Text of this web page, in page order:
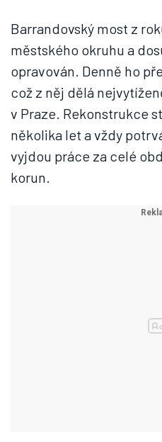
Barrandovský most z
městského okruhu a
opravován. Denně ho
což z něj dělá
v Praze. Rekonstrukce
několika let a vždy
vyjdou práce za celé
korun.